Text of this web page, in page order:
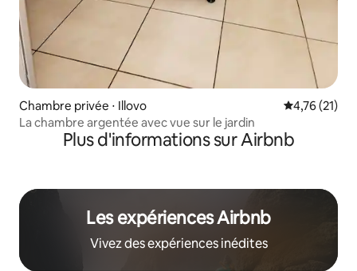
Chambre privée ⋅ Illovo Évaluation
4,76 (21)
La chambre argentée avec vue sur le jardin
Plus d'informations sur Airbnb
Les expériences Airbnb
Vivez des expériences inédites